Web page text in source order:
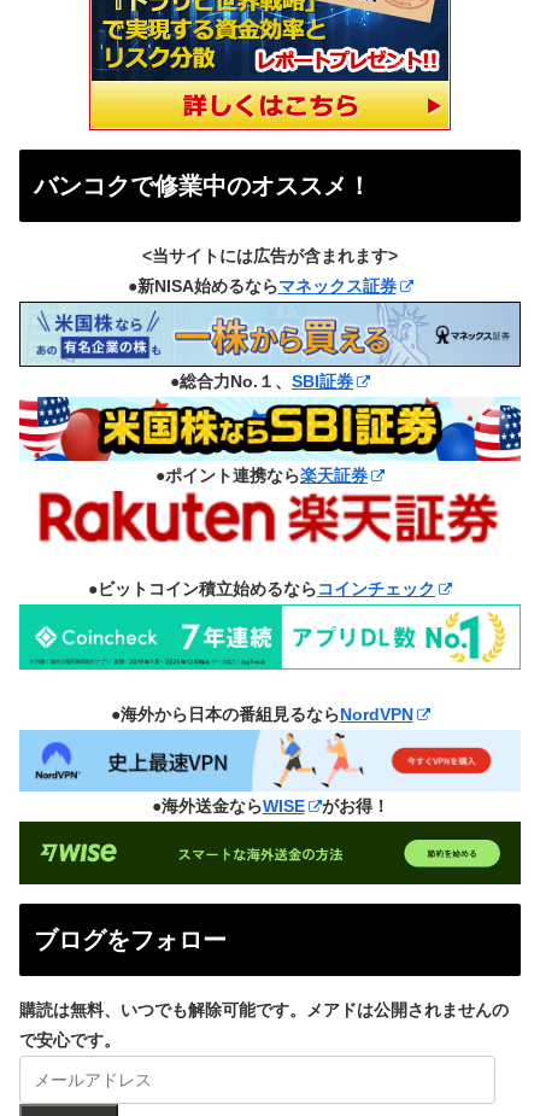
バンコクで修業中のオススメ！
<当サイトには広告が含まれます>
●新NISA始めるならマネックス証券
●総合力No.１、 SBI証券
●ポイント連携なら楽天証券
●ビットコイン積立始めるならコインチェック
●海外から日本の番組見るならNordVPN
●海外送金ならWISE がお得！
ブログをフォロー
購読は無料、いつでも解除可能です。メアドは公開されませんの
で安心です。